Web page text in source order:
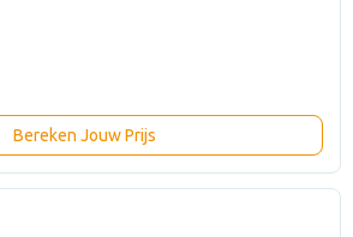
Bereken Jouw Prijs